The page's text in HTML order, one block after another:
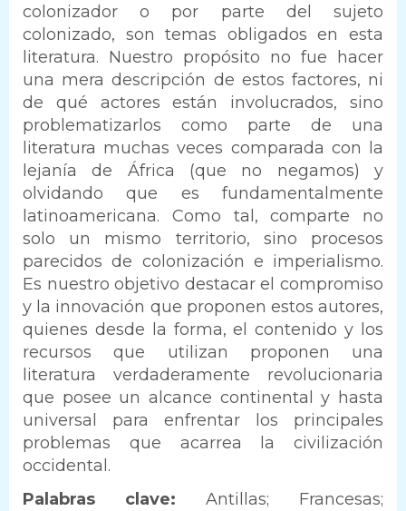
colonizador o por parte del sujeto
colonizado, son temas obligados en esta
literatura. Nuestro propósito no fue hacer
una mera descripción de estos factores, ni
de qué actores están involucrados, sino
problematizarlos como parte de una
literatura muchas veces comparada con la
lejanía de África (que no negamos) y
olvidando que es fundamentalmente
latinoamericana. Como tal, comparte no
solo un mismo territorio, sino procesos
parecidos de colonización e imperialismo.
Es nuestro objetivo destacar el compromiso
y la innovación que proponen estos autores,
quienes desde la forma, el contenido y los
recursos que utilizan proponen una
literatura verdaderamente revolucionaria
que posee un alcance continental y hasta
universal para enfrentar los principales
problemas que acarrea la civilización
occidental.
Texte
Palabras clave: Antillas; Francesas;